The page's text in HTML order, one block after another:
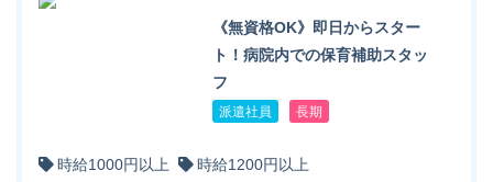
《無資格OK》即日からスター
ト！病院内での保育補助スタッ
フ
派遣社員 長期
時給1000円以上
時給1200円以上